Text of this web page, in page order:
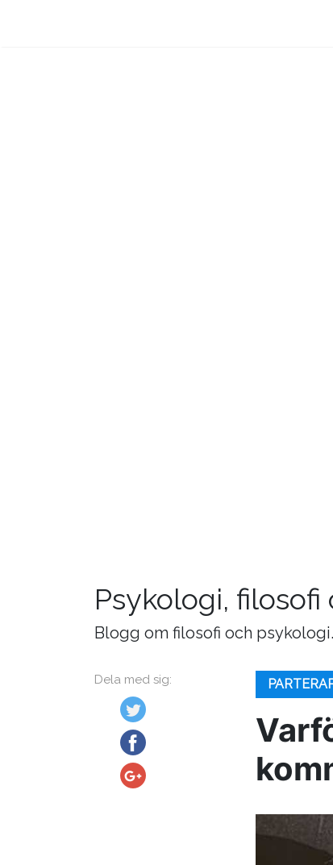
Psykologi,
Blogg om filosofi och
Dela med sig: